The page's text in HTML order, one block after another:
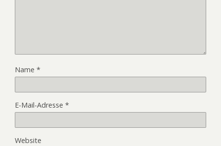
Name *
E-Mail-Adresse *
Website